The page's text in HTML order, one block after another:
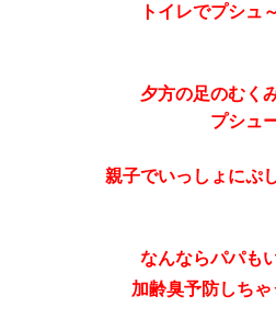
トイレでプシュ
夕方の足のむく
プシュ
親子でいっしょにぷ
なんならパパも
加齢臭予防しちゃ